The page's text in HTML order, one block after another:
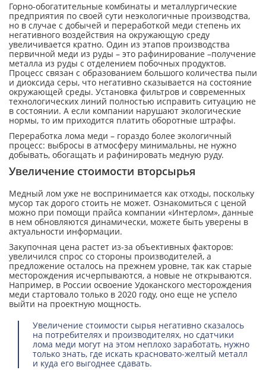
Горно-обогатительные комбинаты и металлургические
предприятия по своей сути неэкологичные производства,
но в случае с добычей и переработкой меди степень их
негативного воздействия на окружающую среду
увеличивается кратно. Один из этапов производства
первичной меди из руды – это рафинирование –получение
металла из руды с отделением побочных продуктов.
Процесс связан с образованием большого количества пыли
и диоксида серы, что негативно сказывается на состояние
окружающей среды. Установка фильтров и современных
технологических линий полностью исправить ситуацию не
в состоянии. А если компании нарушают экологические
нормы, то им приходится платить оборотные штрафы.
Переработка лома меди – гораздо более экологичный
процесс: выбросы в атмосферу минимальны, не нужно
добывать, обогащать и рафинировать медную руду.
Увеличение стоимости вторсырья
Медный лом уже не воспринимается как отходы, поскольку
мусор так дорого стоить не может. Ознакомиться с ценой
можно при помощи прайса компании «Интерлом», данные
в нем обновляются динамически, можете быть уверены в
актуальности информации.
Закупочная цена растет из-за объективных факторов:
увеличился спрос со стороны производителей, а
предложение осталось на прежнем уровне, так как старые
месторождения исчерпываются, а новые не открываются.
Например, в России освоение Удоканского месторождения
меди стартовало только в 2020 году, оно еще не успело
выйти на проектную мощность.
Увеличение стоимости сырья негативно сказалось
на потребителях и производителях, но сдатчики
лома меди могут на этом неплохо заработать, нужно
только знать, где искать красновато-желтый металл
и куда его выгоднее сдавать.